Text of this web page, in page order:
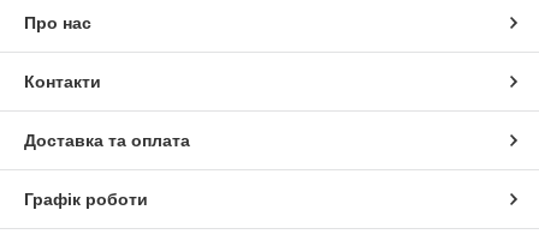
Про нас
Контакти
Доставка та оплата
Графік роботи